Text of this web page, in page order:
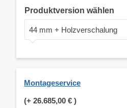
Produktversion wählen
44 mm + Holzverschalung
Montageservice
(+ 26.685,00 € )